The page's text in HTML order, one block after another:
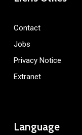
Contact
Jobs
Privacy Notice
Extranet
Language